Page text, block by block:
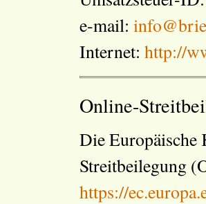
e-mail:
Internet: http://
Online-
Die
Streitbeilegung
https://